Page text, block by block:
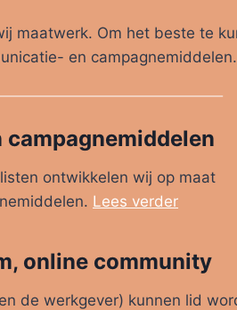
maatwerk. Om het beste te
en campagnemiddelen.
ontwikkelen wij op maat
Lees verder
online community
de werkgever) kunnen lid